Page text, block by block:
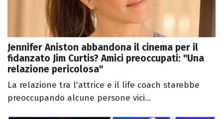
Jennifer Aniston abbandona il cinema per il
fidanzato Jim Curtis? Amici preoccupati: "Una
relazione pericolosa"
La relazione tra l'attrice e il life coach starebbe
preoccupando alcune persone vici...